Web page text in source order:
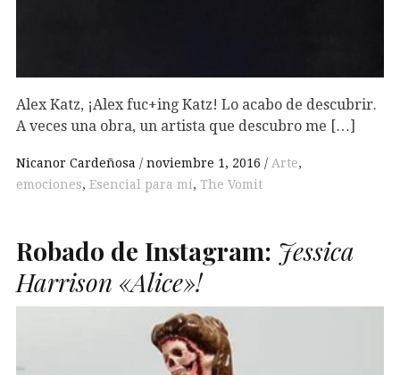
Alex Katz, ¡Alex fuc+ing Katz! Lo acabo de descubrir.
A veces una obra, un artista que descubro me […]
Nicanor Cardeñosa noviembre 1, 2016 Arte,
emociones, Esencial para mí, The Vomit
Robado de Instagram: Jessica
Harrison «Alice»!